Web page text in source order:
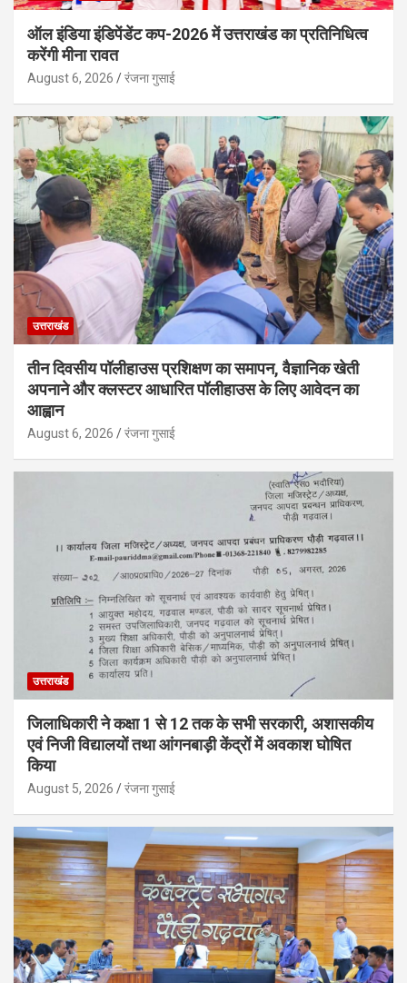
ऑल इंडिया इंडिपेंडेंट कप-2026 में उत्तराखंड का प्रतिनिधित्व
करेंगी मीना रावत
August 6, 2026 रंजना गुसाई
उत्तराखंड
तीन दिवसीय पॉलीहाउस प्रशिक्षण का समापन, वैज्ञानिक खेती
अपनाने और क्लस्टर आधारित पॉलीहाउस के लिए आवेदन का
आह्वान
August 6, 2026 रंजना गुसाई
उत्तराखंड
जिलाधिकारी ने कक्षा 1 से 12 तक के सभी सरकारी, अशासकीय
एवं निजी विद्यालयों तथा आंगनबाड़ी केंद्रों में अवकाश घोषित
किया
August 5, 2026 रंजना गुसाई